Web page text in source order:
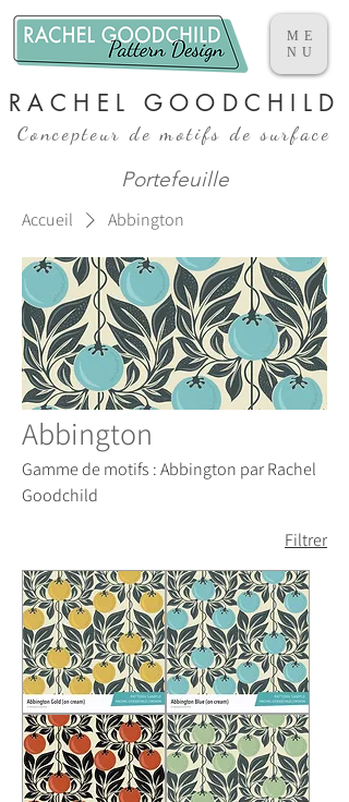
ME
NU
RACHEL GOODCHILD
Concepteur de motifs de surface
Portefeuille
Accueil Abbington
Abbington
Gamme de motifs : Abbington par Rachel
Goodchild
Filtrer
Or
Abbington
Bleu
Abbington